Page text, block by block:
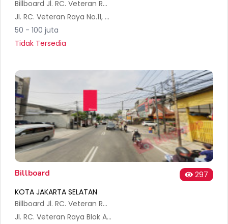
Billboard Jl. RC. Veteran Raya (Dari arah Tanah Kusir)
Jl. RC. Veteran Raya No.11, RT.3/RW.1, Bintaro, Kec. Pesanggrahan, Kota Jakarta Selatan, Daerah Khusus Ibukota Jakarta 12330, Indonesia
50 - 100 juta
Tidak Tersedia
Billboard
297
KOTA JAKARTA SELATAN
Billboard Jl. RC. Veteran Raya (Dari arah Bintaro)
Jl. RC. Veteran Raya Blok Anggrek No.6A, RT.11/RW.3, Bintaro, Kec. Pesanggrahan, Kota Jakarta Selatan, Daerah Khusus Ibukota Jakarta 12330, Indonesia